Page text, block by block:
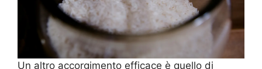
Un altro accorgimento efficace è quello di